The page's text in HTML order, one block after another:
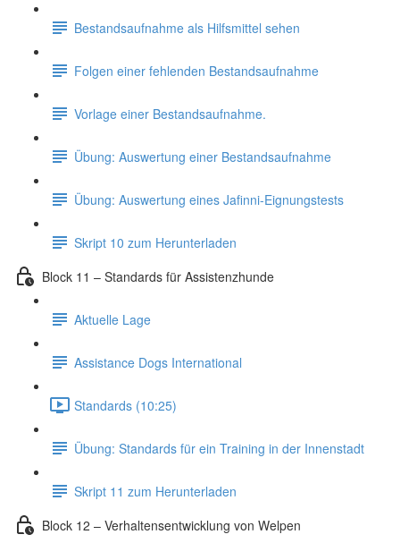
Bestandsaufnahme als Hilfsmittel sehen
Folgen einer fehlenden Bestandsaufnahme
Vorlage einer Bestandsaufnahme.
Übung: Auswertung einer Bestandsaufnahme
Übung: Auswertung eines Jafinni-Eignungstests
Skript 10 zum Herunterladen
Block 11 – Standards für Assistenzhunde
Aktuelle Lage
Assistance Dogs International
Standards (10:25)
Übung: Standards für ein Training in der Innenstadt
Skript 11 zum Herunterladen
Block 12 – Verhaltensentwicklung von Welpen